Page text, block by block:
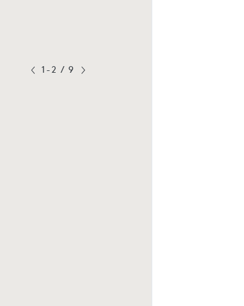
1-2 / 9